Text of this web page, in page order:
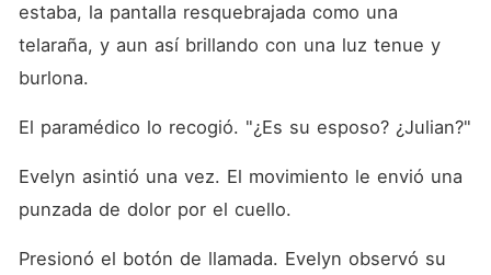
estaba, la pantalla resquebrajada como una
telaraña, y aun así brillando con una luz tenue y
burlona.
El paramédico lo recogió. "¿Es su esposo? ¿Julian?"
Evelyn asintió una vez. El movimiento le envió una
punzada de dolor por el cuello.
Presionó el botón de llamada. Evelyn observó su